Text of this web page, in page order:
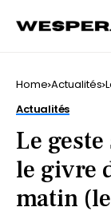
Home Actualités
Actualités
Le
le givre
matin